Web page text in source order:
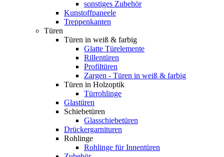
sonstiges Zubehör
Kunstoffpaneele
Treppenkanten
Türen
Türen in weiß & farbig
Glatte Türelemente
Rillentüren
Profiltüren
Zargen - Türen in weiß & farbig
Türen in Holzoptik
Türrohlinge
Glastüren
Schiebetüren
Glasschiebetüren
Drückergarnituren
Rohlinge
Rohlinge für Innentüren